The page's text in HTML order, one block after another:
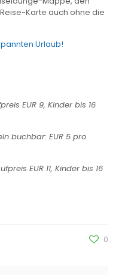
Karte auch ohne die
Urlaub!
EUR 9, Kinder bis 16
buchbar: EUR 5 pro
EUR 11, Kinder bis 16
0